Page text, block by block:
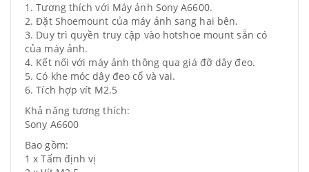
1. Tương thích với Máy ảnh Sony A6600.
2. Đặt Shoemount của máy ảnh sang hai bên.
3. Duy trì quyền truy cập vào hotshoe mount sẵn có
của máy ảnh.
4. Kết nối với máy ảnh thông qua giá đỡ dây đeo.
5. Có khe móc dây đeo cổ và vai.
6. Tích hợp vít M2.5
Khả năng tương thích:
Sony A6600
Bao gồm:
1 x Tấm định vị